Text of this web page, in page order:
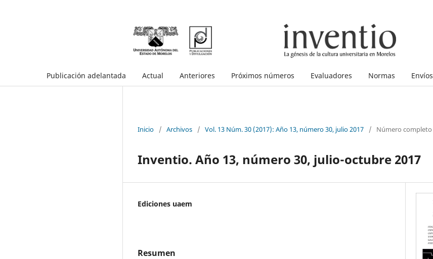
Publicación adelantada Actual Anteriores Próximos números Evaluadores Normas Envíos
Inicio / Archivos / Vol. 13 Núm. 30 (2017): Año 13, número 30, julio 2017 / Número completo
Inventio. Año 13, número 30, julio-octubre 2017
Ediciones uaem
Resumen